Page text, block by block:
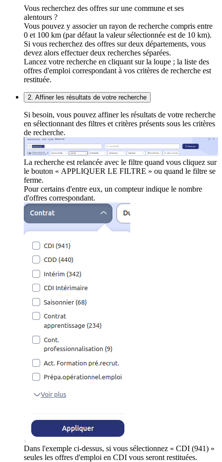
Vous recherchez des offres sur une commune et ses
alentours ?
Vous pouvez y associer un rayon de recherche compris entre
0 et 100 km (par défaut la valeur sélectionnée est de 10 km).
Si vous recherchez des offres sur deux départements, vous
devez alors effectuer deux recherches séparées.
Lancez votre recherche en cliquant sur la loupe ; la liste des
offres d'emploi correspondant à vos critères de recherche est
restituée.
2. Affiner les résultats de votre recherche
Si besoin, vous pouvez affiner les résultats de votre recherche
en sélectionnant des filtres et critères présents sous les critères
de recherche.
La recherche est relancée avec le filtre quand vous cliquez sur
le bouton « APPLIQUER LE FILTRE » ou quand le filtre se
ferme.
Pour certains d'entre eux, un compteur indique le nombre
d'offres correspondant.
Dans l'exemple ci-dessus, si vous sélectionnez « CDI (941) »
seules les offres d'emploi en CDI vous seront restituées.